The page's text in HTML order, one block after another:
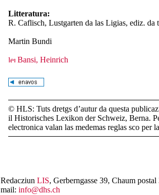
Litteratura:
R. Caflisch, Lustgarten da las Ligias, ediz. da
Martin Bundi
Bansi, Heinrich
© HLS: Tuts dretgs d’autur da questa
il Historisches Lexikon der Schweiz, Berna.
electronica valan las medemas reglas sco per
Redacziun LIS, Gerberngasse 39, Chaum
mail: info@dhs.ch